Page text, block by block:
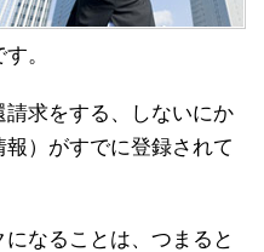
。
求をする、しないにか
）がすでに登録されて
なることは、つまると